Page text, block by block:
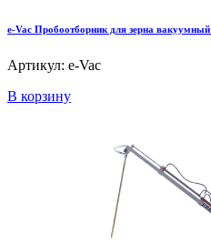
e-Vac Пробоотборник для зерна
Артикул: e-Vac
В корзину